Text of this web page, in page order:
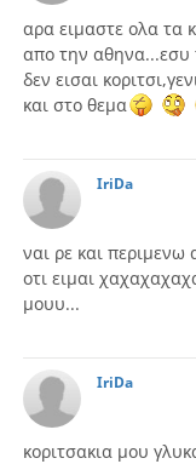
αρα ειμαστε ολα τα
απο την αθηνα...εσυ
δεν εισαι
και στο θεμα
IriDa
ναι ρε και περιμενω
οτι ειμαι
μουυ...
IriDa
κοριτσακια μου